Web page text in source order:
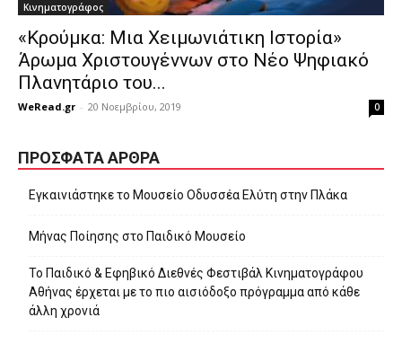
Κινηματογράφος
«Κρούμκα: Μια Χειμωνιάτικη Ιστορία»
Άρωμα Χριστουγέννων στο Νέο Ψηφιακό
Πλανητάριο του...
WeRead.gr - 20 Νοεμβρίου, 2019 0
ΠΡΌΣΦΑΤΑ ΆΡΘΡΑ
Εγκαινιάστηκε το Μουσείο Οδυσσέα Ελύτη στην Πλάκα
Μήνας Ποίησης στο Παιδικό Μουσείο
Το Παιδικό & Εφηβικό Διεθνές Φεστιβάλ Κινηματογράφου
Αθήνας έρχεται με το πιο αισιόδοξο πρόγραμμα από κάθε
άλλη χρονιά